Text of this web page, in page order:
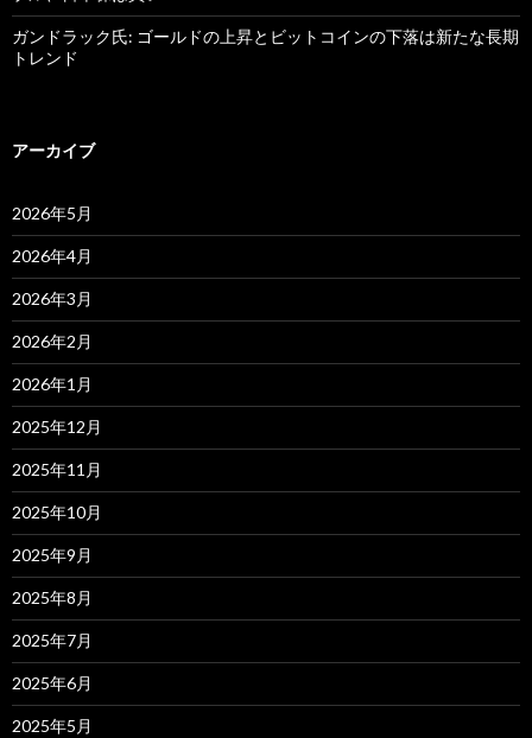
ガンドラック氏: ゴールドの上昇とビットコインの下落は新たな長期
トレンド
アーカイブ
2026年5月
2026年4月
2026年3月
2026年2月
2026年1月
2025年12月
2025年11月
2025年10月
2025年9月
2025年8月
2025年7月
2025年6月
2025年5月